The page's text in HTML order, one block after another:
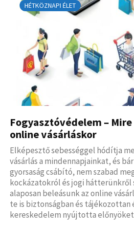
HÉTKÖZNAPI ÉLET
Fogyasztóvédelem –
online vásárláskor
Elképesztő sebességgel hódítja
vásárlás a mindennapjainkat, és
gyorsaság csábító, nem szabad
kockázatokról és jogi hátterünkről
alaposan beleásunk az online
te is biztonságban és tájékozottan
kereskedelem nyújtotta